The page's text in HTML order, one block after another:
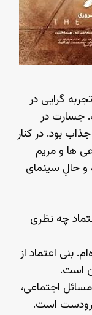
گرایی در
جسارت در
جذاب بود. در کنار
ها و مریم
و حالِ سینمای
چه نظری
بنی اعتماد از
است.
اجتماعی،
است.